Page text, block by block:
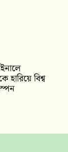
হারিয়ে বিশ্ব